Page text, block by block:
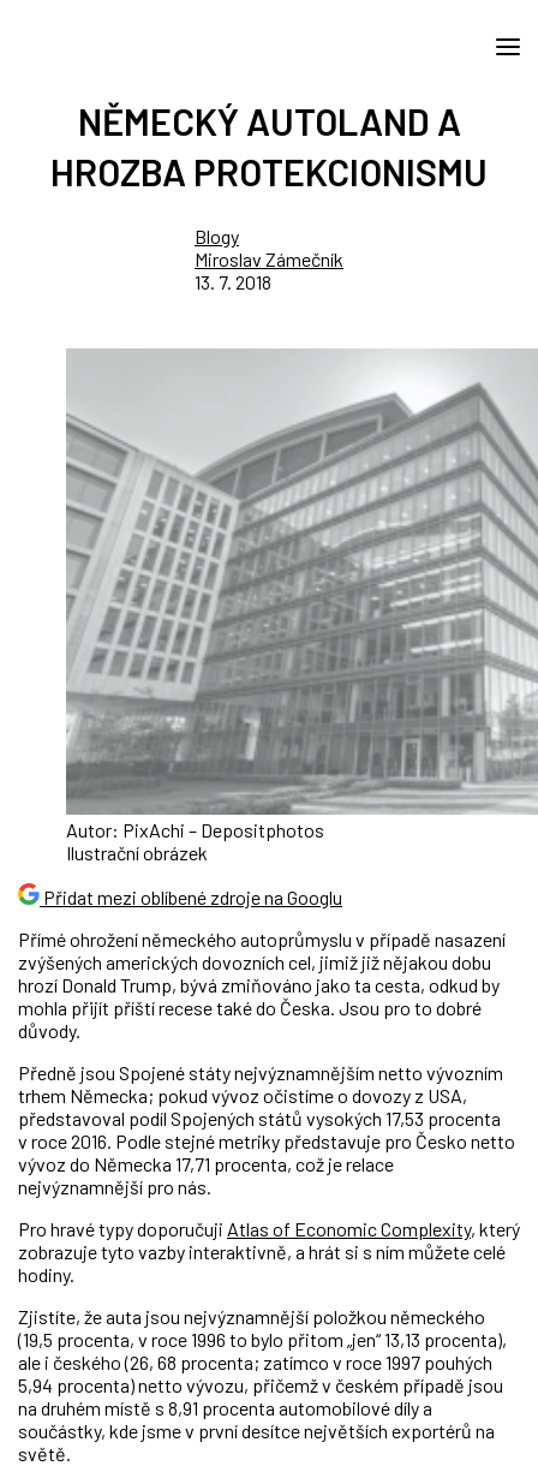
NĚMECKÝ AUTOLAND A
HROZBA PROTEKCIONISMU
Blogy
Miroslav Zámečník
13. 7. 2018
Autor: PixAchi – Depositphotos
Ilustrační obrázek
Přidat mezi oblíbené zdroje na Googlu
Přímé ohrožení německého autoprůmyslu v případě nasazení
zvýšených amerických dovozních cel, jimiž již nějakou dobu
hrozí Donald Trump, bývá zmiňováno jako ta cesta, odkud by
mohla přijít příští recese také do Česka. Jsou pro to dobré
důvody.
Předně jsou Spojené státy nejvýznamnějším netto vývozním
trhem Německa; pokud vývoz očistíme o dovozy z USA,
představoval podíl Spojených států vysokých 17,53 procenta
v roce 2016. Podle stejné metriky představuje pro Česko netto
vývoz do Německa 17,71 procenta, což je relace
nejvýznamnější pro nás.
Pro hravé typy doporučuji Atlas of Economic Complexity, který
zobrazuje tyto vazby interaktivně, a hrát si s ním můžete celé
hodiny.
Zjistíte, že auta jsou nejvýznamnější položkou německého
(19,5 procenta, v roce 1996 to bylo přitom „jen“ 13,13 procenta),
ale i českého (26, 68 procenta; zatímco v roce 1997 pouhých
5,94 procenta) netto vývozu, přičemž v českém případě jsou
na druhém místě s 8,91 procenta automobilové díly a
součástky, kde jsme v první desítce největších exportérů na
světě.